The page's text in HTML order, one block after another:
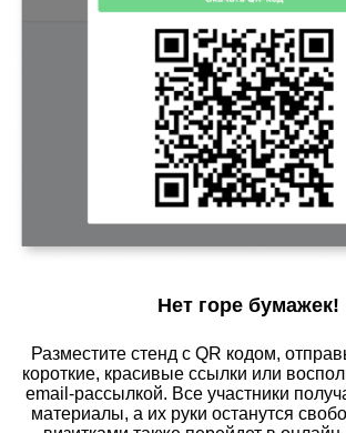
Нет горе бумажек!
Разместите стенд с QR кодом,
короткие, красивые ссылки или
email-рассылкой. Все участники
материалы, а их руки останутся